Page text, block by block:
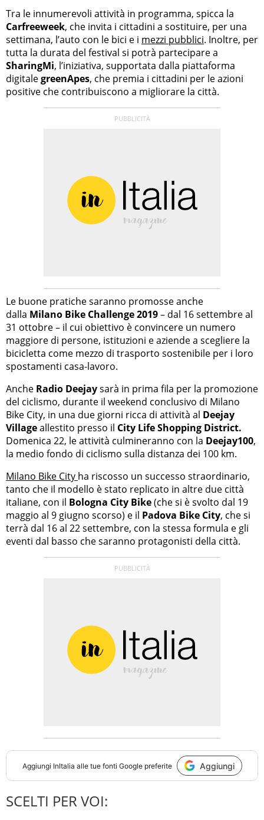
Tra le innumerevoli attività in programma, spicca la
Carfreeweek, che invita i cittadini a sostituire, per una
settimana, l’auto con le bici e i mezzi pubblici. Inoltre, per
tutta la durata del festival si potrà partecipare a
SharingMi, l’iniziativa, supportata dalla piattaforma
digitalegreenApes, che premia i cittadini per le azioni
positive che contribuiscono a migliorare la città.
Le buone pratiche saranno promosse anche
dalla Milano Bike Challenge 2019– dal 16 settembre al
31 ottobre – il cui obiettivo è convincere un numero
maggiore di persone, istituzioni e aziende a scegliere la
bicicletta come mezzo di trasporto sostenibile per i loro
spostamenti casa-lavoro.
Anche Radio Deejaysarà in prima fila per la promozione
del ciclismo, durante il weekend conclusivo di Milano
Bike City, in una due giorni ricca di attività al Deejay
Villageallestito presso il City Life Shopping District.
Domenica 22, le attività culmineranno con la Deejay100,
la medio fondo di ciclismo sulla distanza dei 100 km.
Milano Bike City ha riscosso un successo straordinario,
tanto che il modello è stato replicato in altre due città
italiane, con il Bologna City Bike(che si è svolto dal 19
maggio al 9 giugno scorso) e il Padova Bike City, che si
terrà dal 16 al 22 settembre, con la stessa formula e gli
eventi dal basso che saranno protagonisti della città.
Aggiungi InItalia alle tue fonti Google preferite Aggiungi
SCELTI PER VOI: